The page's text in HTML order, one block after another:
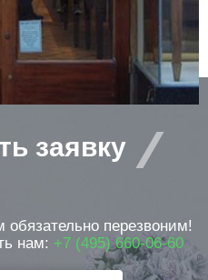
заявку
перезвоним!
нам: +7 (495) 660-06-60